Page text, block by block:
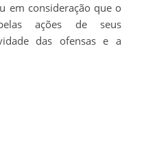
em consideração que o
ações de seus
das ofensas e a